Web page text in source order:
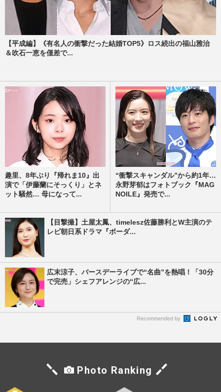
【平成編】《有名人の衝撃だった結婚TOP5》ロス続出の福山雅治
＆吹石一恵を僅差で...
趣里、8年ぶり『帰れま10』出
演で「伊藤蘭にそっくり」とネ
ット騒然… 母になって...
“衝撃スキャンダル”から約1年…
永野芽郁はフォトブック『MAG
NOILE』発売で...
【目撃撮】土屋太鳳、timelesz佐藤勝利とW主演のテ
レビ朝日系ドラマ『ボーダ...
広末涼子、バースデーライブで“名曲”を熱唱！「30分
で完売」シェフアレンジの“広...
Recommended by
Photo Ranking